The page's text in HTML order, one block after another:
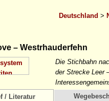
Deutschland >
– Westrhauderfehn
Die Stichbahn
der Strecke Leer
/ Literatur